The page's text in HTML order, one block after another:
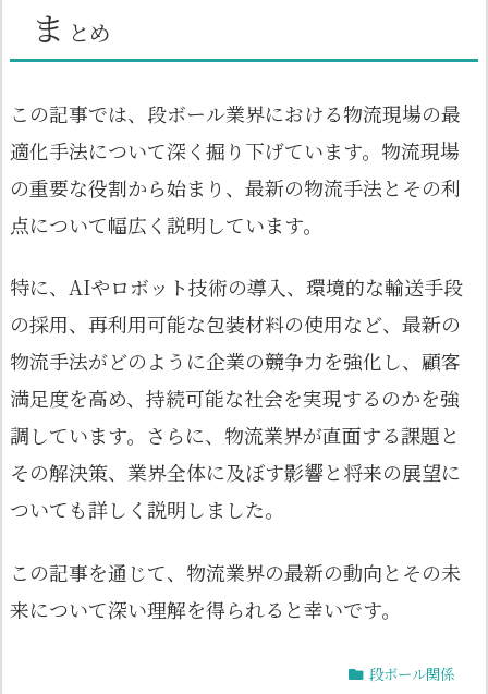
ま とめ
この記事では、段ボール業界における物流現場の最
適化手法について深く掘り下げています。物流現場
の重要な役割から始まり、最新の物流手法とその利
点について幅広く説明しています。
特に、AIやロボット技術の導入、環境的な輸送手段
の採用、再利用可能な包装材料の使用など、最新の
物流手法がどのように企業の競争力を強化し、顧客
満足度を高め、持続可能な社会を実現するのかを強
調しています。さらに、物流業界が直面する課題と
その解決策、業界全体に及ぼす影響と将来の展望に
ついても詳しく説明しました。
この記事を通じて、物流業界の最新の動向とその未
来について深い理解を得られると幸いです。
段ボール関係